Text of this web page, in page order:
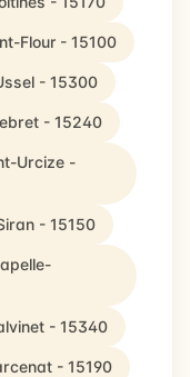
Flour - 15100
- 15300
- 15240
Urcize -
- 15150
- 15340
- 15190